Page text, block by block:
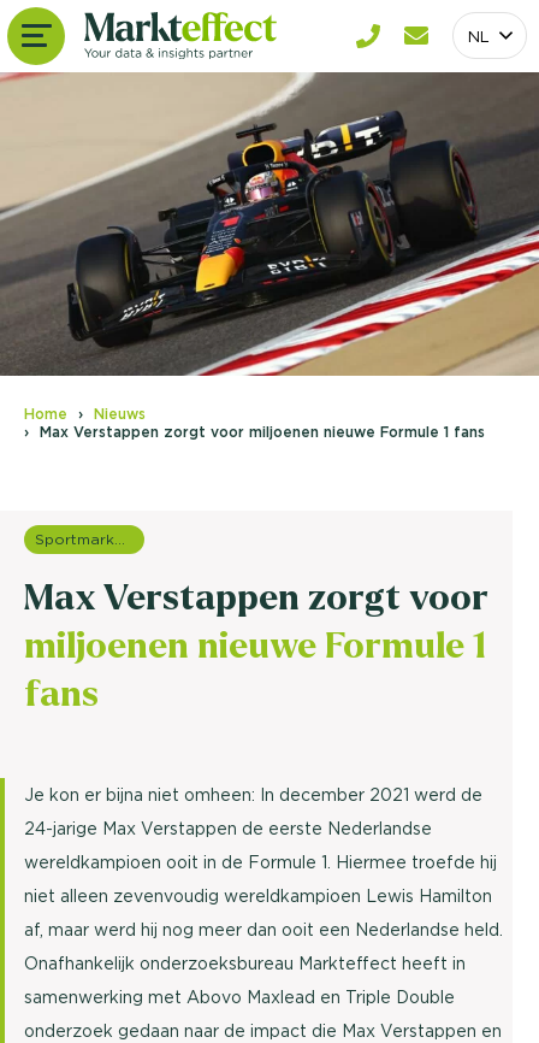
NL
Home
Nieuws
Max Verstappen zorgt voor miljoenen nieuwe Formule 1 fans
Max Verstappen zorgt voor
miljoenen nieuwe Formule 1
fans
Je kon er bijna niet omheen: In december 2021 werd de
24-jarige Max Verstappen de eerste Nederlandse
wereldkampioen ooit in de Formule 1. Hiermee troefde hij
niet alleen zevenvoudig wereldkampioen Lewis Hamilton
af, maar werd hij nog meer dan ooit een Nederlandse held.
Onafhankelijk onderzoeksbureau Markteffect heeft in
samenwerking met Abovo Maxlead en Triple Double
onderzoek gedaan naar de impact die Max Verstappen en